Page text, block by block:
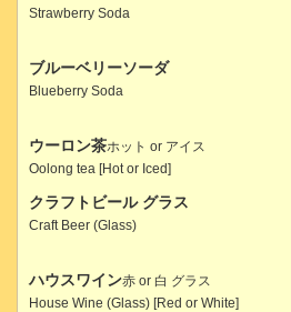
Strawberry Soda
ブルーベリーソーダ
Blueberry Soda
ウーロン茶ホット or アイス
Oolong tea [Hot or Iced]
クラフトビール グラス
Craft Beer (Glass)
ハウスワイン赤 or 白 グラス
House Wine (Glass) [Red or White]